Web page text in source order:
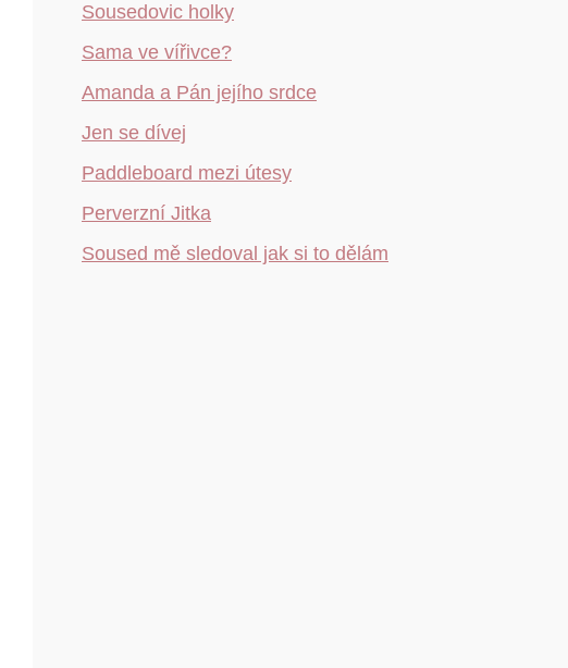
Sousedovic holky
Sama ve vířivce?
Amanda a Pán jejího srdce
Jen se dívej
Paddleboard mezi útesy
Perverzní Jitka
Soused mě sledoval jak si to dělám